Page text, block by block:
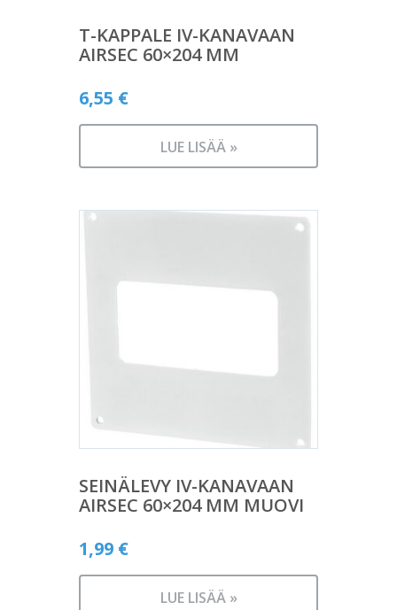
T-KAPPALE IV-KANAVAAN
AIRSEC 60×204 MM
6,55 €
LUE LISÄÄ »
SEINÄLEVY IV-KANAVAAN
AIRSEC 60×204 MM MUOVI
1,99 €
LUE LISÄÄ »